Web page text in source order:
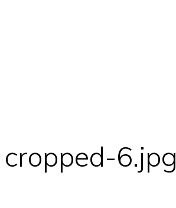
cropped-6.jpg